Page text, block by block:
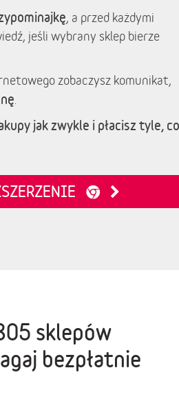
, a przed każdymi
jeśli wybrany sklep bierze
zobaczysz komunikat,
jak zwykle i płacisz tyle, co
sklepów
bezpłatnie